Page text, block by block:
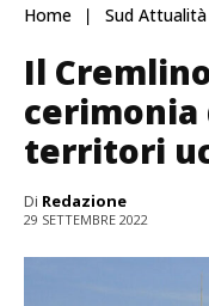
Home Sud Attualità
Il
cerimonia
territori
Di Redazione
29 SETTEMBRE 2022